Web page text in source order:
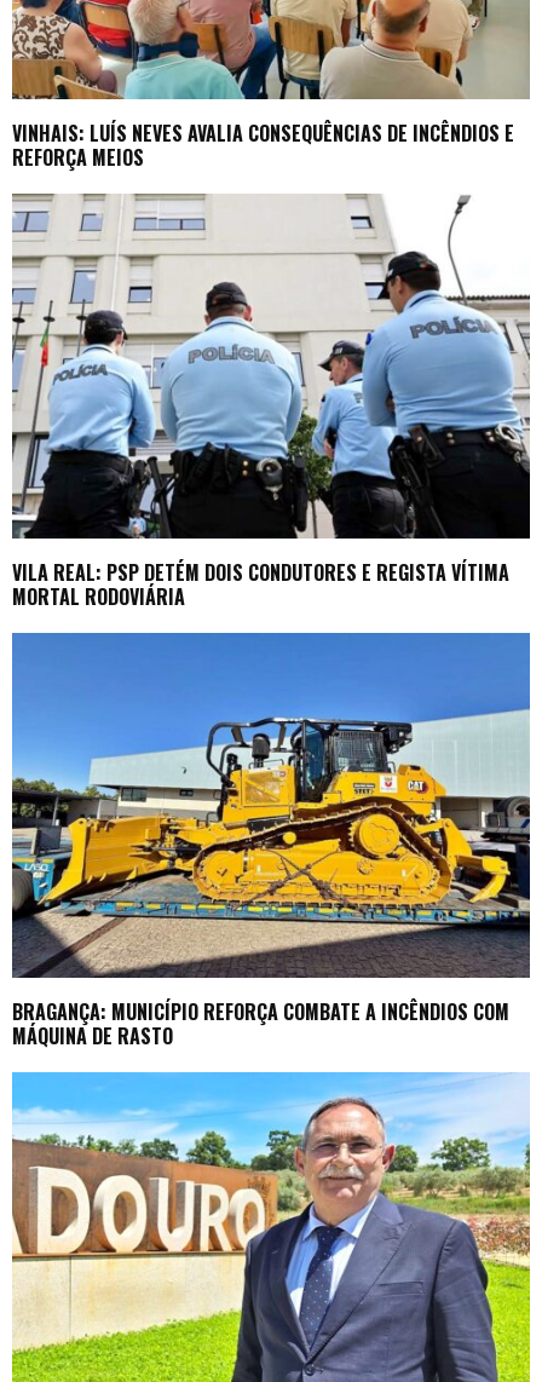
VINHAIS: LUÍS NEVES AVALIA CONSEQUÊNCIAS DE INCÊNDIOS E
REFORÇA MEIOS
VILA REAL: PSP DETÉM DOIS CONDUTORES E REGISTA VÍTIMA
MORTAL RODOVIÁRIA
BRAGANÇA: MUNICÍPIO REFORÇA COMBATE A INCÊNDIOS COM
MÁQUINA DE RASTO